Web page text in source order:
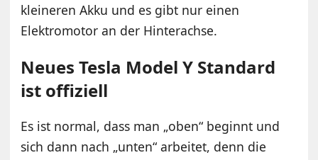
kleineren Akku und es gibt nur einen
Elektromotor an der Hinterachse.
Neues Tesla Model Y Standard
ist offiziell
Es ist normal, dass man „oben“ beginnt und
sich dann nach „unten“ arbeitet, denn die